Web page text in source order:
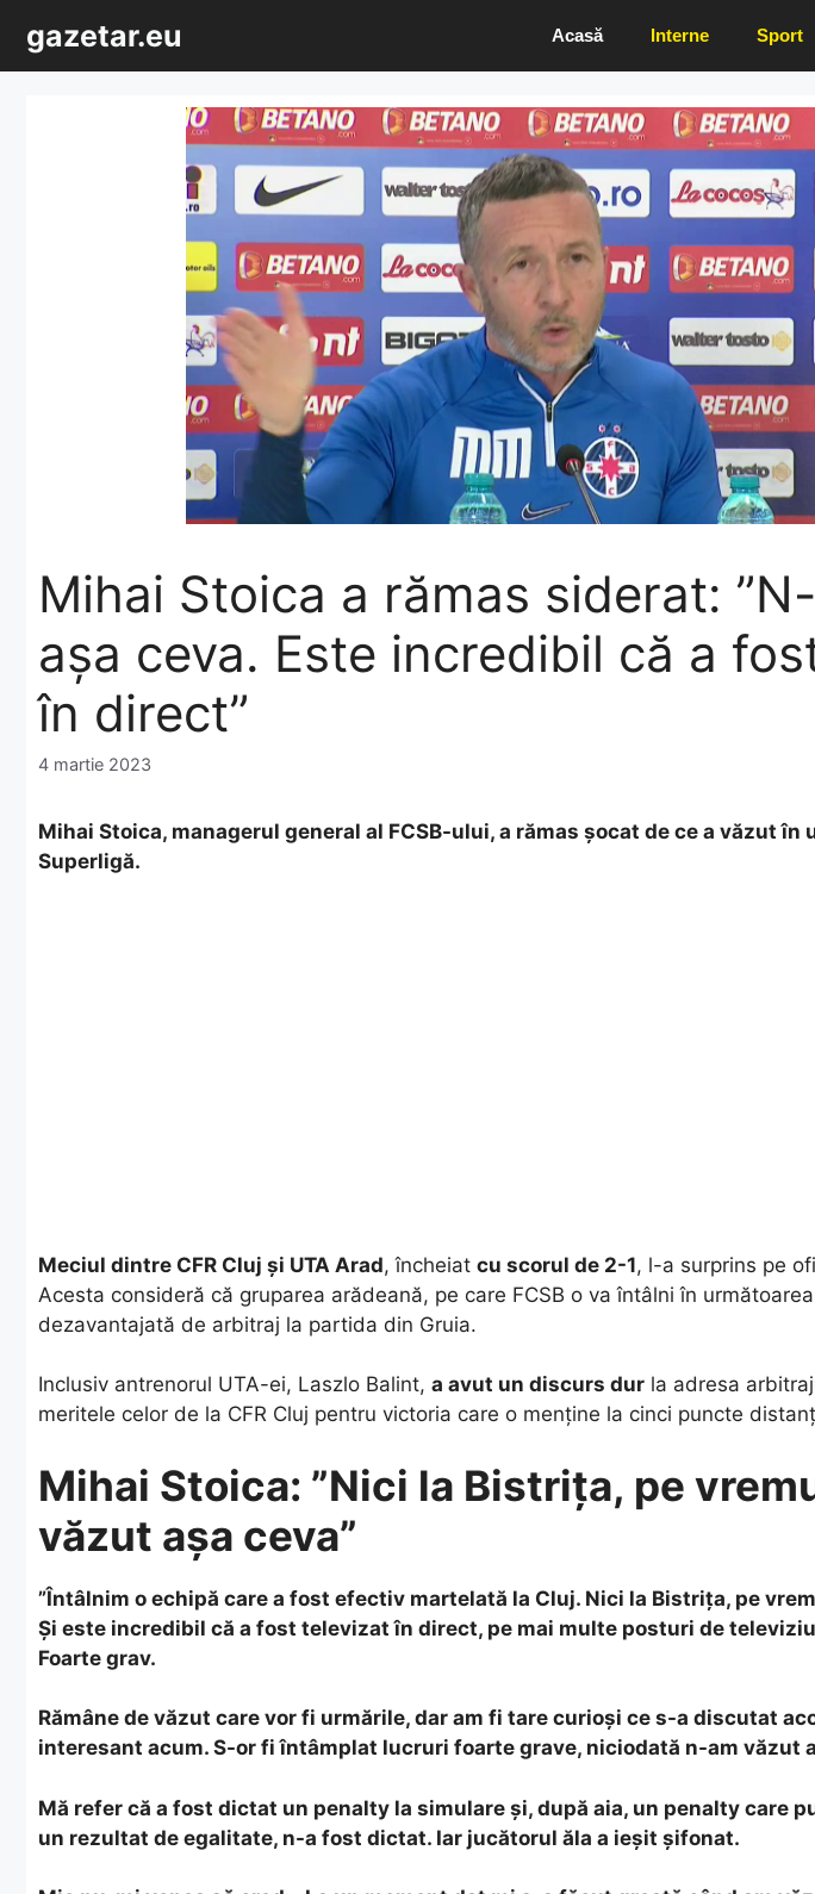
conținut
gazetar.eu Acasă Interne Sport
Mihai Stoica a rămas siderat:
așa ceva. Este incredibil că a
în direct”
4 martie 2023
Mihai Stoica, managerul general al FCSB-ului, a rămas șocat de ce a văzut în
Superligă.
Meciul dintre CFR Cluj și UTA Arad, încheiat cu scorul de 2-1, l-a surprins pe
Acesta consideră că gruparea arădeană, pe care FCSB o va întâlni în
dezavantajată de arbitraj la partida din Gruia.
Inclusiv antrenorul UTA-ei, Laszlo Balint, a avut un discurs dur la adresa
meritele celor de la CFR Cluj pentru victoria care o menține la cinci puncte
Mihai Stoica: ”Nici la Bistrița, pe
văzut așa ceva”
”Întâlnim o echipă care a fost efectiv martelată la Cluj. Nici la Bistriţa, pe
Şi este incredibil că a fost televizat în direct, pe mai multe posturi de
Foarte grav.
Rămâne de văzut care vor fi urmările, dar am fi tare curioşi ce s-a discutat
interesant acum. S-or fi întâmplat lucruri foarte grave, niciodată n-am văzut
Mă refer că a fost dictat un penalty la simulare şi, după aia, un penalty care
un rezultat de egalitate, n-a fost dictat. Iar jucătorul ăla a ieşit şifonat.